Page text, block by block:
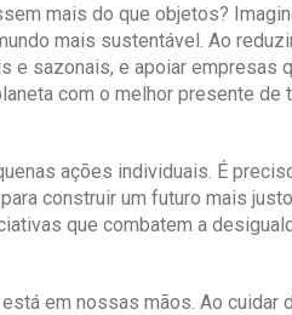
mais do que objetos?
mais sustentável. Ao
e sazonais, e apoiar empresas
com o melhor presente de
ações individuais. É
construir um futuro mais
que combatem a
em nossas mãos. Ao cuidar